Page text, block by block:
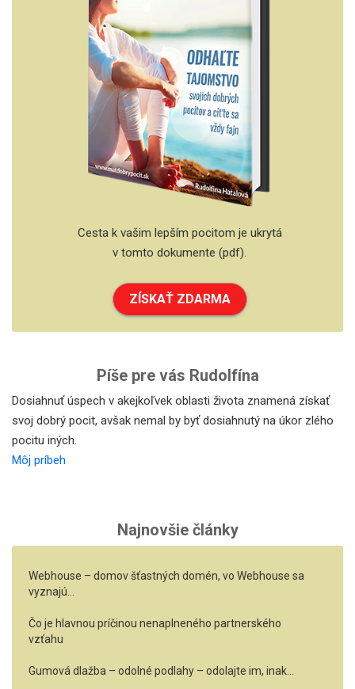
Cesta k vašim lepším pocitom je ukrytá
v tomto dokumente (pdf).
ZÍSKAŤ ZDARMA
Píše pre vás Rudolfína
Dosiahnuť úspech v akejkoľvek oblasti života znamená získať
svoj dobrý pocit, avšak nemal by byť dosiahnutý na úkor zlého
pocitu iných.
Môj príbeh
Najnovšie články
Webhouse – domov šťastných domén, vo Webhouse sa
vyznajú…
Čo je hlavnou príčinou nenaplneného partnerského
vzťahu
Gumová dlažba – odolné podlahy – odolajte im, inak…